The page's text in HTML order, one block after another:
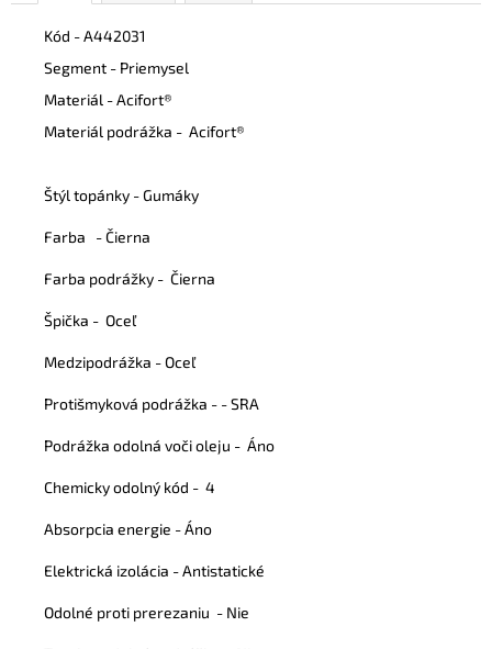
Kód -A442031
Segment - Priemysel
Materiál - Acifort®
Materiál podrážka - Acifort®
Štýl topánky - Gumáky
Farba - Čierna
Farba podrážky - Čierna
Špička - Oceľ
Medzipodrážka - Oceľ
Protišmyková podrážka - - SRA
Podrážka odolná voči oleju - Áno
Chemicky odolný kód - 4
Absorpcia energie -Áno
Elektrická izolácia -Antistatické
Odolné proti prerezaniu - Nie